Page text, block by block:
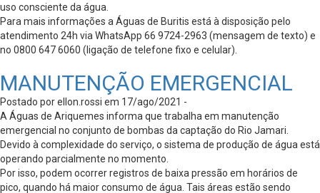
uso consciente da água.
Para mais informações a Águas de Buritis está à disposição pelo
atendimento 24h via WhatsApp 66 9724-2963 (mensagem de texto) e
no 0800 647 6060 (ligação de telefone fixo e celular).
MANUTENÇÃO EMERGENCIAL
Postado por ellon.rossi em 17/ago/2021 -
A Águas de Ariquemes informa que trabalha em manutenção
emergencial no conjunto de bombas da captação do Rio Jamari.
Devido à complexidade do serviço, o sistema de produção de água está
operando parcialmente no momento.
Por isso, podem ocorrer registros de baixa pressão em horários de
pico, quando há maior consumo de água. Tais áreas estão sendo